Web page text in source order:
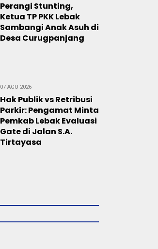
Perangi Stunting,
Ketua TP PKK Lebak
Sambangi Anak Asuh di
Desa Curugpanjang
07 AGU 2026
Hak Publik vs Retribusi
Parkir: Pengamat Minta
Pemkab Lebak Evaluasi
Gate di Jalan S.A.
Tirtayasa